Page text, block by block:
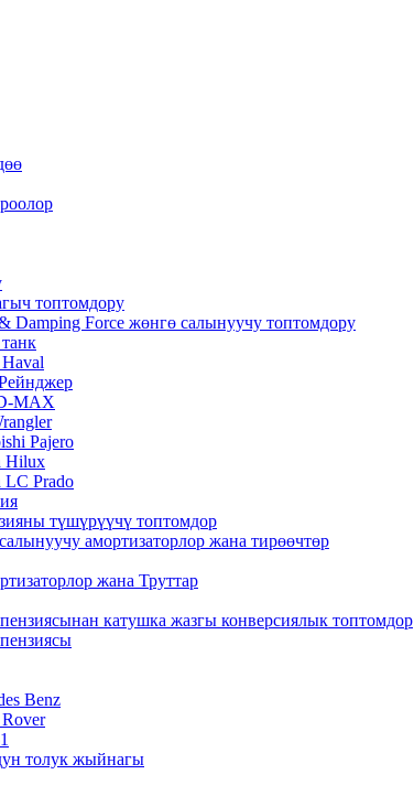
топтомдору
Damping Force жөнгө салынуучу топтомдору
MAX
Pajero
Hilux
LC Prado
түшүрүүчү топтомдор
амортизаторлор жана тирөөчтөр
жана Труттар
катушка жазгы конверсиялык топтомдор
Benz
толук жыйнагы